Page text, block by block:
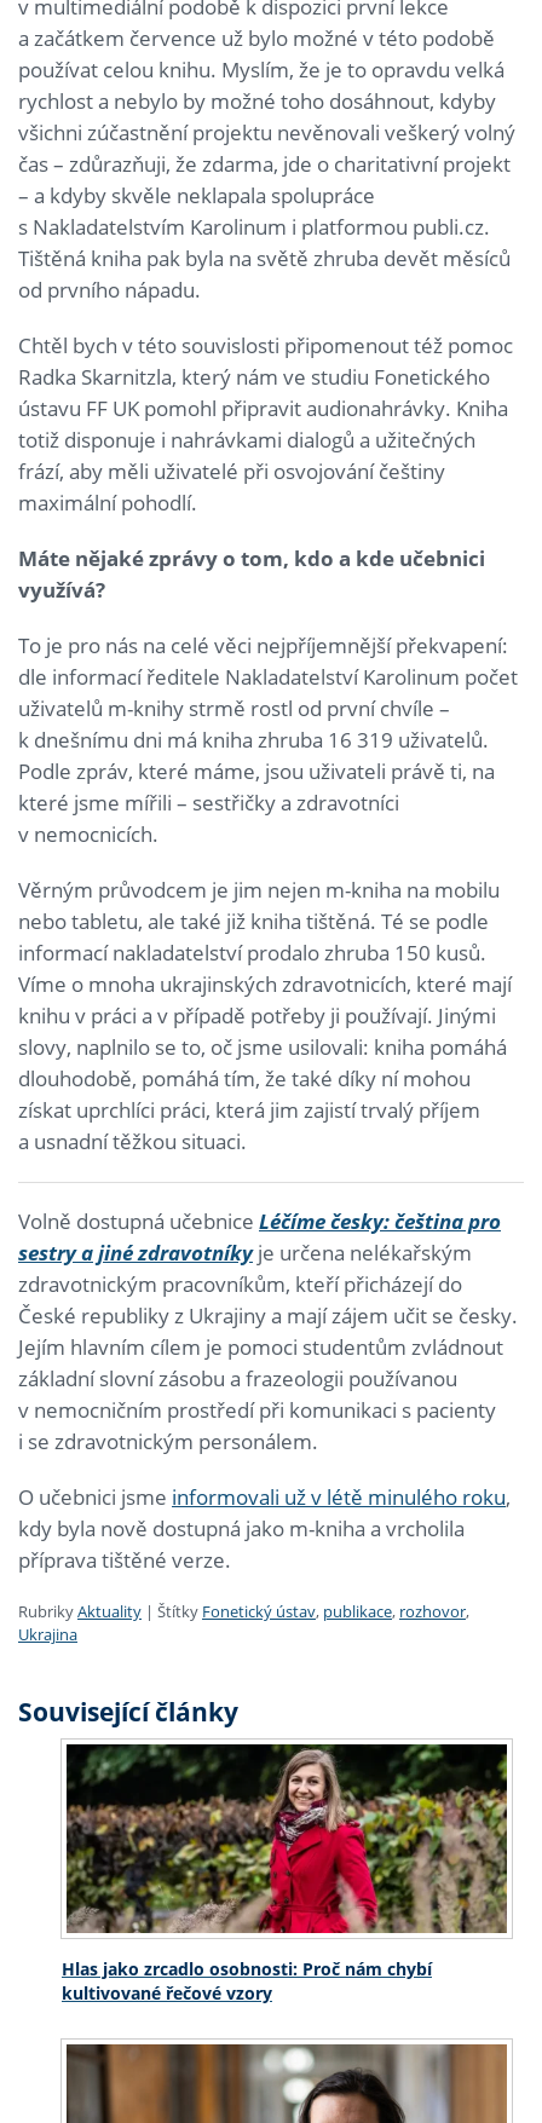
v multimediální podobě k dispozici první lekce
a začátkem července už bylo možné v této podobě
používat celou knihu. Myslím, že je to opravdu velká
rychlost a nebylo by možné toho dosáhnout, kdyby
všichni zúčastnění projektu nevěnovali veškerý volný
čas – zdůrazňuji, že zdarma, jde o charitativní projekt
– a kdyby skvěle neklapala spolupráce
s Nakladatelstvím Karolinum i platformou publi.cz.
Tištěná kniha pak byla na světě zhruba devět měsíců
od prvního nápadu.
Chtěl bych v této souvislosti připomenout též pomoc
Radka Skarnitzla, který nám ve studiu Fonetického
ústavu FF UK pomohl připravit audionahrávky. Kniha
totiž disponuje i nahrávkami dialogů a užitečných
frází, aby měli uživatelé při osvojování češtiny
maximální pohodlí.
Máte nějaké zprávy o tom, kdo a kde učebnici
využívá?
To je pro nás na celé věci nejpříjemnější překvapení:
dle informací ředitele Nakladatelství Karolinum počet
uživatelů m-knihy strmě rostl od první chvíle –
k dnešnímu dni má kniha zhruba 16 319 uživatelů.
Podle zpráv, které máme, jsou uživateli právě ti, na
které jsme mířili – sestřičky a zdravotníci
v nemocnicích.
Věrným průvodcem je jim nejen m-kniha na mobilu
nebo tabletu, ale také již kniha tištěná. Té se podle
informací nakladatelství prodalo zhruba 150 kusů.
Víme o mnoha ukrajinských zdravotnicích, které mají
knihu v práci a v případě potřeby ji používají. Jinými
slovy, naplnilo se to, oč jsme usilovali: kniha pomáhá
dlouhodobě, pomáhá tím, že také díky ní mohou
získat uprchlíci práci, která jim zajistí trvalý příjem
a usnadní těžkou situaci.
Volně dostupná učebnice Léčíme česky: čeština pro
sestry a jiné zdravotníkyje určena nelékařským
zdravotnickým pracovníkům, kteří přicházejí do
České republiky z Ukrajiny a mají zájem učit se česky.
Jejím hlavním cílem je pomoci studentům zvládnout
základní slovní zásobu a frazeologii používanou
v nemocničním prostředí při komunikaci s pacienty
i se zdravotnickým personálem.
O učebnici jsme informovali už v létě minulého roku,
kdy byla nově dostupná jako m-kniha a vrcholila
příprava tištěné verze.
RubrikyAktuality | Štítky Fonetický ústav, publikace, rozhovor,
Ukrajina
Související články
Hlas jako zrcadlo osobnosti: Proč nám chybí
kultivované řečové vzory